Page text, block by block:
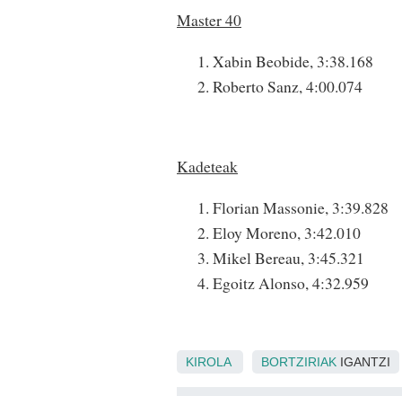
Master 40
Xabin Beobide, 3:38.168
Roberto Sanz, 4:00.074
Kadeteak
Florian Massonie, 3:39.828
Eloy Moreno, 3:42.010
Mikel Bereau, 3:45.321
Egoitz Alonso, 4:32.959
KIROLA BORTZIRIAK IGANTZI